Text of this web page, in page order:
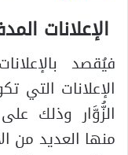
الإعلانات
فيُقصد
الإعلانات التي
الزُّوَّار وذلك
منها العديد من